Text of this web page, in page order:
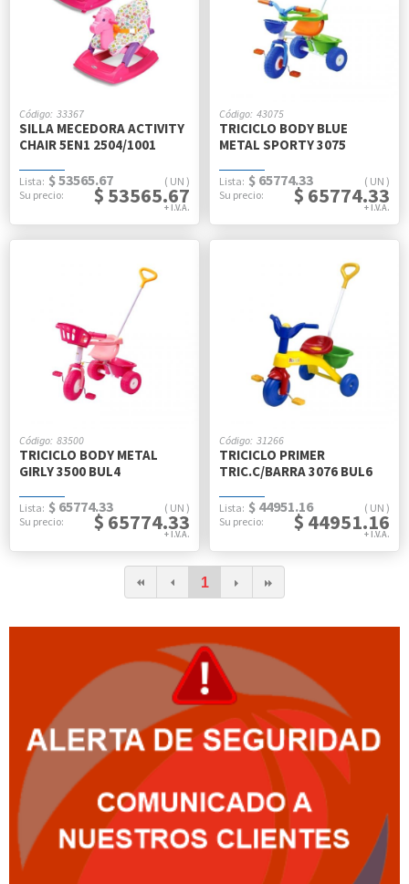
33367
SILLA MECEDORA ACTIVITY
CHAIR 5EN1 2504/1001
UN
$ 53565.67
$ 53565.67
43075
TRICICLO BODY BLUE
METAL SPORTY 3075
UN
$ 65774.33
$ 65774.33
83500
TRICICLO BODY METAL
GIRLY 3500 BUL4
UN
$ 65774.33
$ 65774.33
31266
TRICICLO PRIMER
TRIC.C/BARRA 3076 BUL6
UN
$ 44951.16
$ 44951.16
1